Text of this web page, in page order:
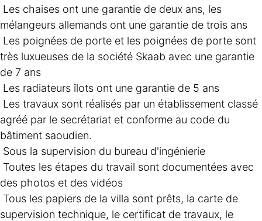
Les chaises ont une garantie de deux ans, les
mélangeurs allemands ont une garantie de trois ans
Les poignées de porte et les poignées de porte sont
très luxueuses de la société Skaab avec une garantie
de 7 ans
Les radiateurs îlots ont une garantie de 5 ans
Les travaux sont réalisés par un établissement classé
agréé par le secrétariat et conforme au code du
bâtiment saoudien.
Sous la supervision du bureau d'ingénierie
Toutes les étapes du travail sont documentées avec
des photos et des vidéos
Tous les papiers de la villa sont prêts, la carte de
supervision technique, le certificat de travaux, le